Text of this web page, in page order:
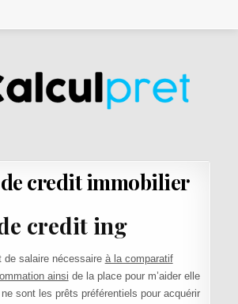
credit immobilier
credit ing
de salaire nécessaire à la comparatif
ainsi de la place pour m’aider elle
ne sont les prêts préférentiels pour acquérir